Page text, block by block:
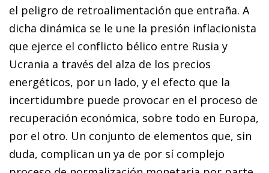
el peligro de retroalimentación que entraña. A
dicha dinámica se le une la presión inflacionista
que ejerce el conflicto bélico entre Rusia y
Ucrania a través del alza de los precios
energéticos, por un lado, y el efecto que la
incertidumbre puede provocar en el proceso de
recuperación económica, sobre todo en Europa,
por el otro. Un conjunto de elementos que, sin
duda, complican un ya de por sí complejo